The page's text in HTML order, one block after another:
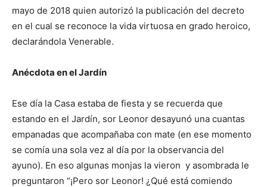
mayo de 2018 quien autorizó la publicación del decreto
en el cual se reconoce la vida virtuosa en grado heroico,
declarándola Venerable.
Anécdota en el Jardín
Ese día la Casa estaba de fiesta y se recuerda que
estando en el Jardín, sor Leonor desayunó una cuantas
empanadas que acompañaba con mate (en ese momento
se comía una sola vez al día por la observancia del
ayuno). En eso algunas monjas la vieron y asombrada le
preguntaron “¡Pero sor Leonor! ¿Qué está comiendo